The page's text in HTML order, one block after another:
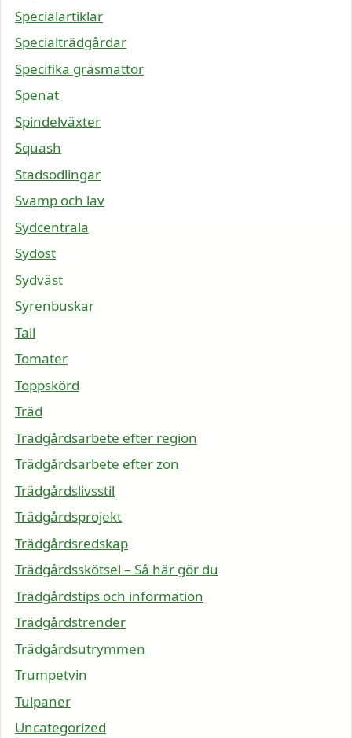
Specialartiklar
Specialträdgårdar
Specifika gräsmattor
Spenat
Spindelväxter
Squash
Stadsodlingar
Svamp och lav
Sydcentrala
Sydöst
Sydväst
Syrenbuskar
Tall
Tomater
Toppskörd
Träd
Trädgårdsarbete efter region
Trädgårdsarbete efter zon
Trädgårdslivsstil
Trädgårdsprojekt
Trädgårdsredskap
Trädgårdsskötsel – Så här gör du
Trädgårdstips och information
Trädgårdstrender
Trädgårdsutrymmen
Trumpetvin
Tulpaner
Uncategorized